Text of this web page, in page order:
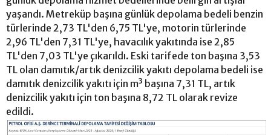
yaşandı. Metreküp başına günlük depolama bedeli benzin
türlerinde 2,73 TL'den 6,75 TL'ye, motorin türlerinde
2,96 TL'den 7,31 TL'ye, havacılık yakıtında ise 2,85
TL'den 7,03 TL'ye çıkarıldı. Eski tarifede ton başına 3,53
TL olan damıtık/artık denizcilik yakıtı depolama bedeli ise
damıtık denizcilik yakıtı için m³ başına 7,31 TL, artık
denizcilik yakıtı için ton başına 8,72 TL olarak revize
edildi.